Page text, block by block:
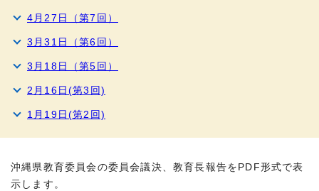
4月27日（第7回）
3月31日（第6回）
3月18日（第5回）
2月16日(第3回)
1月19日(第2回)
沖縄県教育委員会の委員会議決、教育長報告をPDF形式で表
示します。